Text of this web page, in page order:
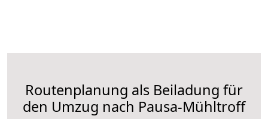
Routenplanung als Beiladung für
den Umzug nach Pausa-Mühltroff